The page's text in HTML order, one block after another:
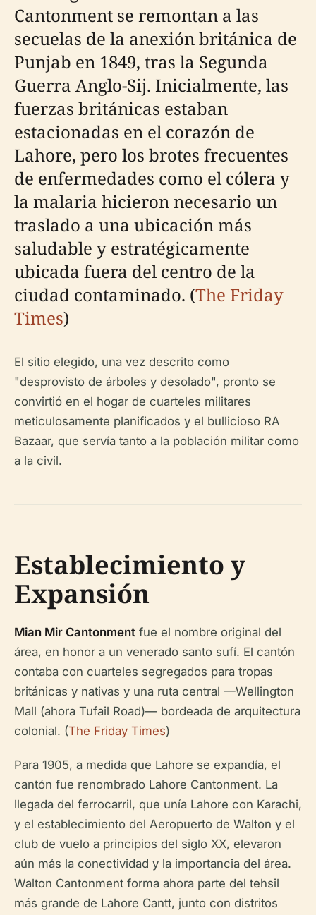
Cantonment se remontan a las
secuelas de la anexión británica de
Punjab en 1849, tras la Segunda
Guerra Anglo-Sij. Inicialmente, las
fuerzas británicas estaban
estacionadas en el corazón de
Lahore, pero los brotes frecuentes
de enfermedades como el cólera y
la malaria hicieron necesario un
traslado a una ubicación más
saludable y estratégicamente
ubicada fuera del centro de la
ciudad contaminado. (The Friday
Times)
El sitio elegido, una vez descrito como
"desprovisto de árboles y desolado", pronto se
convirtió en el hogar de cuarteles militares
meticulosamente planificados y el bullicioso RA
Bazaar, que servía tanto a la población militar como
a la civil.
Establecimiento y
Expansión
Mian Mir Cantonment fue el nombre original del
área, en honor a un venerado santo sufí. El cantón
contaba con cuarteles segregados para tropas
británicas y nativas y una ruta central —Wellington
Mall (ahora Tufail Road)— bordeada de arquitectura
colonial. (The Friday Times)
Para 1905, a medida que Lahore se expandía, el
cantón fue renombrado Lahore Cantonment. La
llegada del ferrocarril, que unía Lahore con Karachi,
y el establecimiento del Aeropuerto de Walton y el
club de vuelo a principios del siglo XX, elevaron
aún más la conectividad y la importancia del área.
Walton Cantonment forma ahora parte del tehsil
más grande de Lahore Cantt, junto con distritos